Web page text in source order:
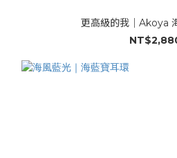
更高級的我｜Akoya